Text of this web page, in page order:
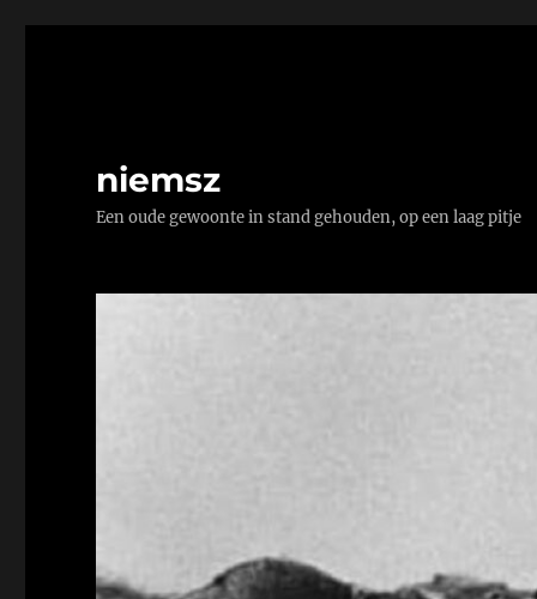
niemsz
Een oude gewoonte in stand gehouden, op een laag pitje